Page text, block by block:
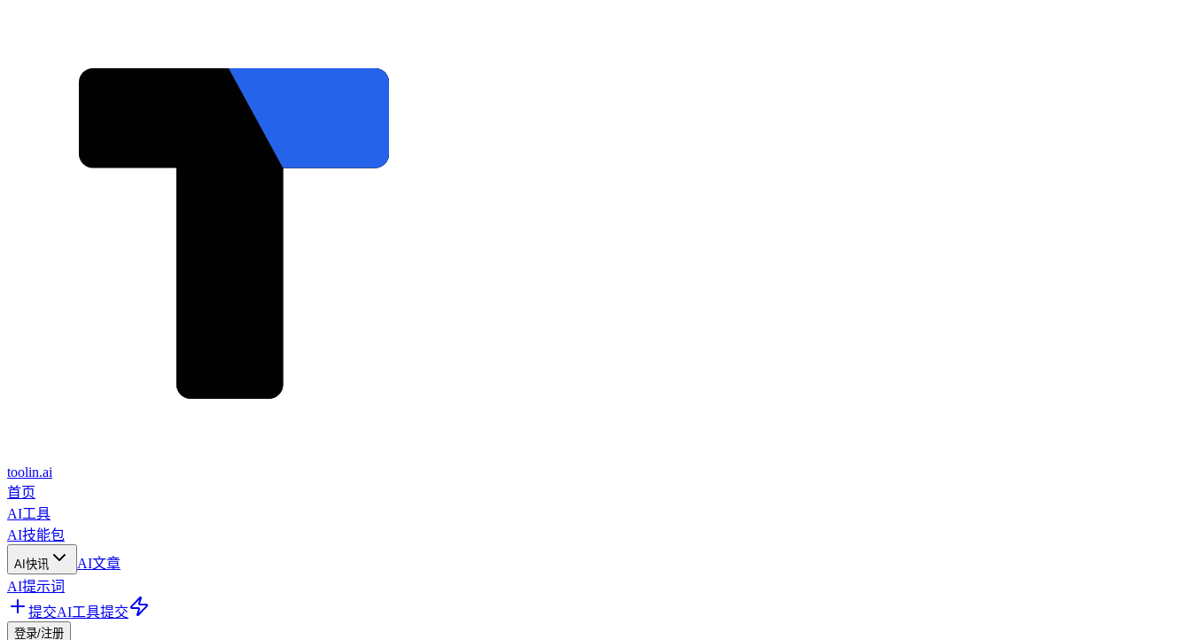
toolin.ai
首页
AI工具
AI技能包
AI快讯
AI文章
AI提示词
提交AI工具提交
登录/注册